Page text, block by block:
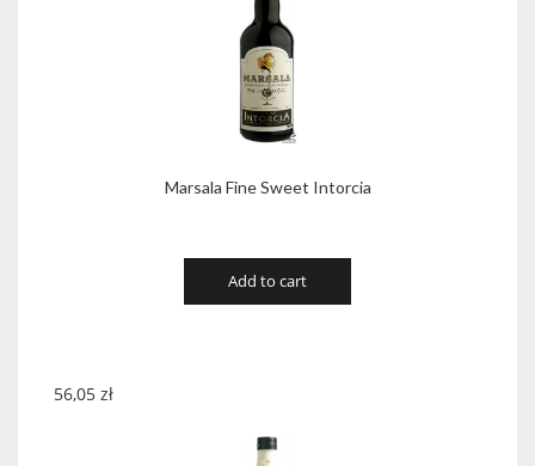
Marsala Fine Sweet Intorcia
Add to cart
56,05 zł